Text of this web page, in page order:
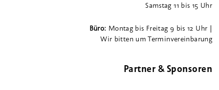
Samstag 11 bis 15 Uhr
Büro: Montag bis Freitag 9 bis 12 Uhr |
Wir bitten um Terminvereinbarung
Partner & Sponsoren